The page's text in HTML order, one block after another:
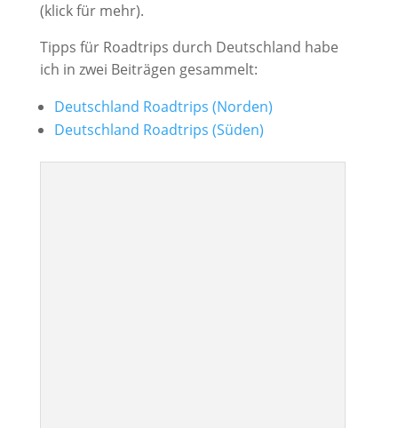
(klick für mehr).
Tipps für Roadtrips durch Deutschland habe
ich in zwei Beiträgen gesammelt:
Deutschland Roadtrips (Norden)
Deutschland Roadtrips (Süden)